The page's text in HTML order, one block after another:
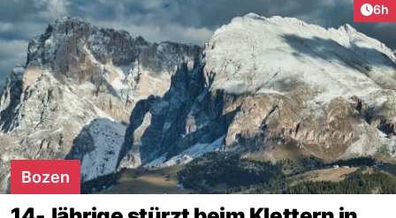
6h
Bozen